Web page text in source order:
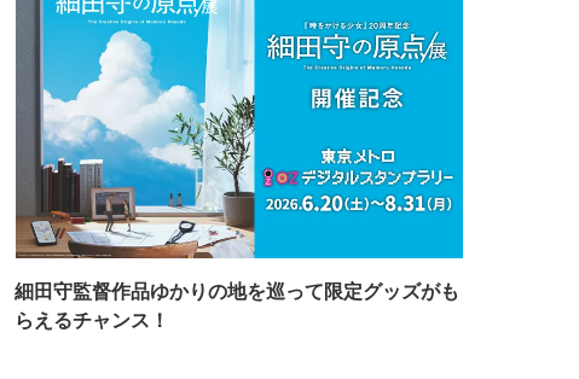
細田守監督作品ゆかりの地を巡って限定グッズがも
らえるチャンス！